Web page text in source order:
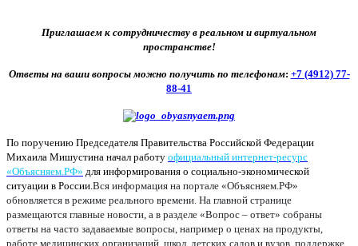
Приглашаем к сотрудничеству в реальном и виртуальном
пространстве!
Ответы на ваши вопросы можно получить по телефонам: +7 (4912) 77-
88-41
По поручению Председателя Правительства Российской Федерации
Михаила Мишустина начал работу официальный интернет-ресурс
«Объясняем.РФ» для информирования о социально-экономической
ситуации в России. Вся информация на портале «Объясняем.РФ»
обновляется в режиме реального времени. На главной странице
размещаются главные новости, а в разделе «Вопрос – ответ» собраны
ответы на часто задаваемые вопросы, например о ценах на продукты,
работе медицинских организаций, школ, детских садов и вузов, поддержке